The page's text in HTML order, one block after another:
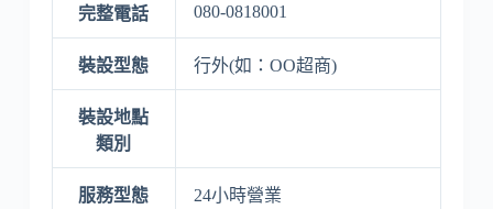
完整電話 080-0818001
裝設型態 行外(如：OO超商)
裝設地點
類別
服務型態 24小時營業